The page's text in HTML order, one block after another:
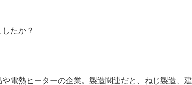
たか？
電熱ヒーターの企業。製造関連だと、ねじ製造、建